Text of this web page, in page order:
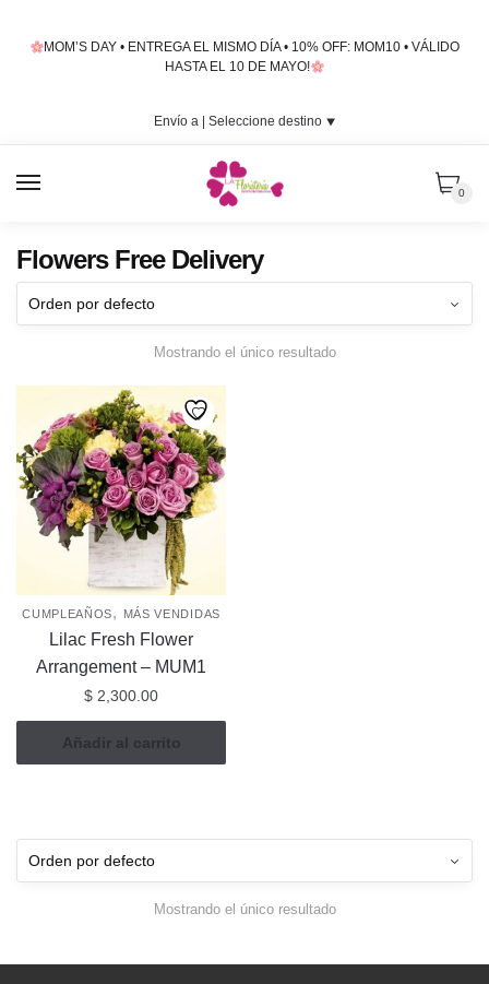
MOM’S DAY • ENTREGA EL MISMO DÍA • 10% OFF: MOM10 • VÁLIDO
HASTA EL 10 DE MAYO!
Envío a | Seleccione destino⯆
0
Flowers Free Delivery
Mostrando el único resultado
CUMPLEAÑOS, MÁS VENDIDAS
Lilac Fresh Flower
Arrangement – MUM1
$ 2,300.00
Añadir al carrito
Mostrando el único resultado